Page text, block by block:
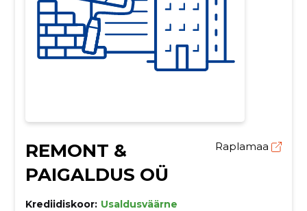
REMONT &
PAIGALDUS OÜ
Raplamaa
Krediidiskoor: Usaldusväärne